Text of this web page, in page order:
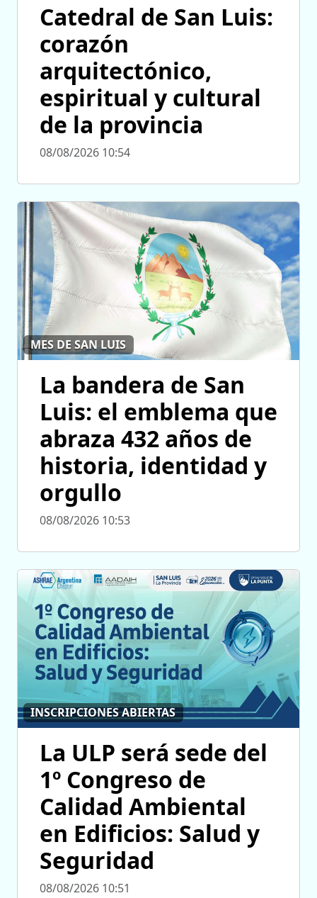
Catedral de San Luis:
corazón
arquitectónico,
espiritual y cultural
de la provincia
08/08/2026 10:54
MES DE SAN LUIS
La bandera de San
Luis: el emblema que
abraza 432 años de
historia, identidad y
orgullo
08/08/2026 10:53
INSCRIPCIONES ABIERTAS
La ULP será sede del
1º Congreso de
Calidad Ambiental
en Edificios: Salud y
Seguridad
08/08/2026 10:51